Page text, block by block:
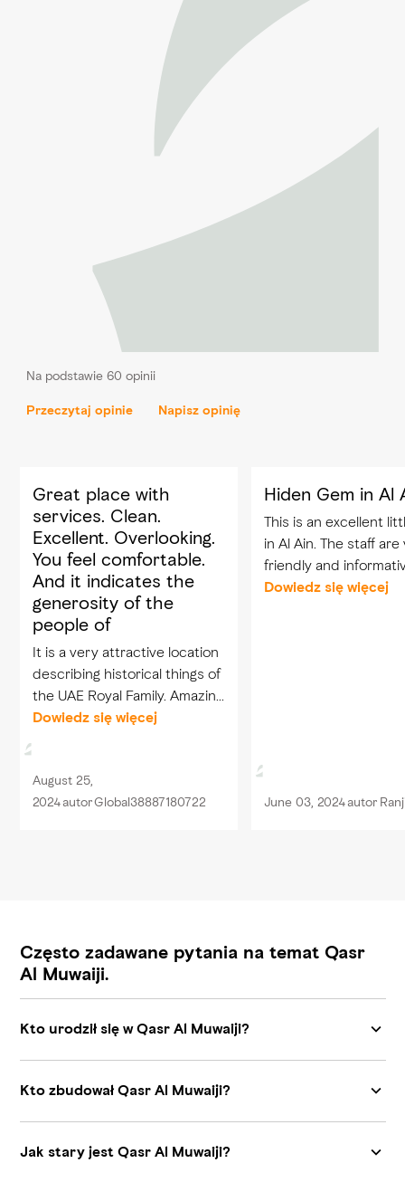
Na podstawie 60 opinii
Przeczytaj opinie Napisz opinię
Great place with
services. Clean.
Excellent. Overlooking.
You feel comfortable.
And it indicates the
generosity of the
people of
It is a very attractive location
describing historical things of
the UAE Royal Family. Amazing
to visit and to understand the
Dowiedz się więcej
August 25,
2024autorGlobal38887180722
Hiden Gem in Al
This is an excellent
in Al Ain. The staff are very
friendly and
its very well
Dowiedz się więcej
June 03, 2024autor
Często zadawane pytania na temat Qasr
Al Muwaiji.
Kto urodził się w Qasr Al Muwaiji?
Kto zbudował Qasr Al Muwaiji?
Jak stary jest Qasr Al Muwaiji?